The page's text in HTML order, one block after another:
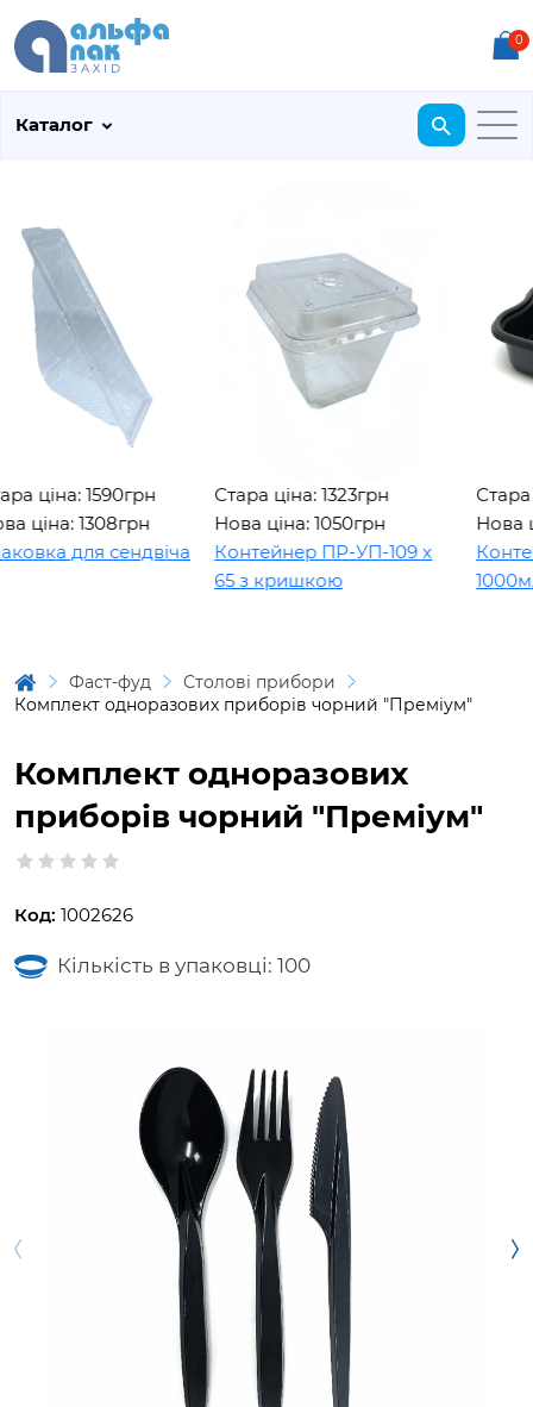
0
Каталог
ціна: 1590грн
1308грн
для сендвіча
Стара ціна: 1323грн
Нова ціна: 1050грн
Контейнер ПР-УП-109 х
65 з кришкою
Стара
Нова
1000мл
Фаст-фуд
Столові прибори
Комплект одноразових приборів чорний "Преміум"
Комплект одноразових
приборів чорний "Преміум"
Код: 1002626
Кількість в упаковці: 100